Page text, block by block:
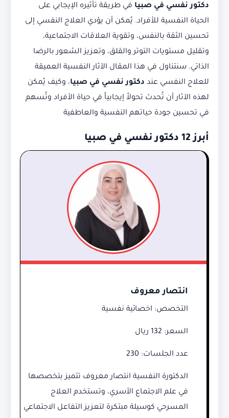
دكتور نفسي في صبيا في طريقة تأثيره الإيجابي على
الحياة النفسية للأفراد. يُمكن أن يؤدي العلاج النفسي إلى
تحسين الثقة بالنفس، وتقوية العلاقات الاجتماعية،
وتقليل مستويات التوتر والقلق، وتعزيز الشعور بالرضا
الذاتي. سنتناول في هذا المقال الآثار النفسية العميقة
للعلاج النفسي عند دكتور نفسي في صبيا، وكيف يُمكن
لهذه الآثار أن تُحدث تحولاً إيجابياً في حياة الأفراد وتُسهم
في تحسين جودة حياتهم النفسية والعاطفية
أبرز 12 دكتور نفسي في صبيا
انتصار معروف
التخصص: اخصائية نفسية
السعر: 132 ريال
عدد الجلسات: 230
الدكتورة النفسية انتصار معروف تتميز بتخصصها
في علم الاجتماع الأسري، وتستخدم العلاج
المسرحي كوسيلة مبتكرة لتعزيز التفاعل الاجتماعي